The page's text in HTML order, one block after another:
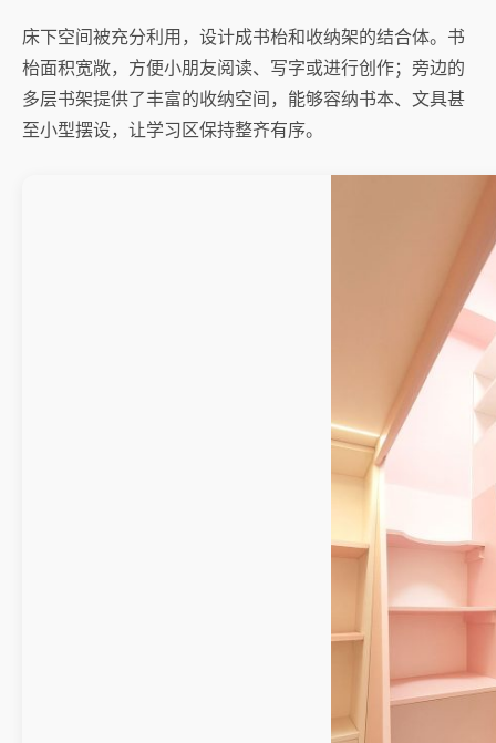
床下空间被充分利用，设计成书枱和收纳架的结合体。书
枱面积宽敞，方便小朋友阅读、写字或进行创作；旁边的
多层书架提供了丰富的收纳空间，能够容纳书本、文具甚
至小型摆设，让学习区保持整齐有序。